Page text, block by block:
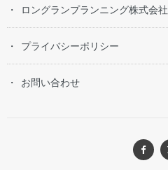
ロングランプランニング株式会社
プライバシーポリシー
お問い合わせ